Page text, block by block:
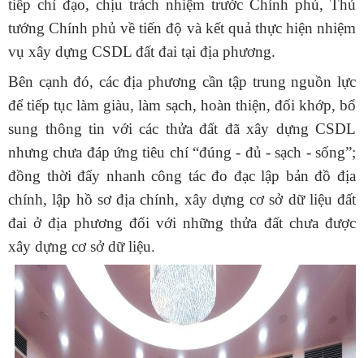
tiếp chỉ đạo, chịu trách nhiệm trước Chính phủ, Thủ
tướng Chính phủ về tiến độ và kết quả thực hiện nhiệm
vụ xây dựng CSDL đất đai tại địa phương.
Bên cạnh đó, các địa phương cần tập trung nguồn lực
để tiếp tục làm giàu, làm sạch, hoàn thiện, đối khớp, bổ
sung thông tin với các thửa đất đã xây dựng CSDL
nhưng chưa đáp ứng tiêu chí “đúng - đủ - sạch - sống”;
đồng thời đẩy nhanh công tác đo đạc lập bản đồ địa
chính, lập hồ sơ địa chính, xây dựng cơ sở dữ liệu đất
đai ở địa phương đối với những thửa đất chưa được
xây dựng cơ sở dữ liệu.